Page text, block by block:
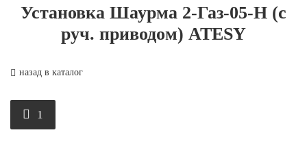
Установка Шаурма 2-Газ-05-Н (с
руч. приводом) ATESY
назад в каталог
1